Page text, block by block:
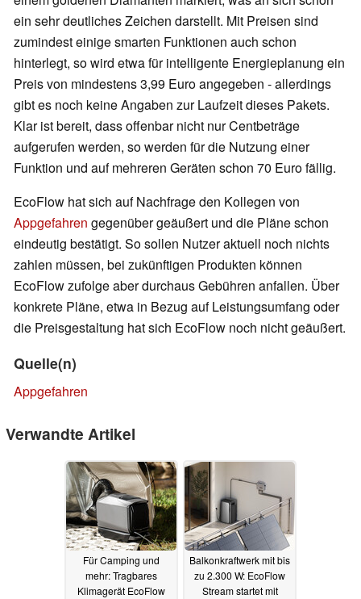
ein sehr deutliches Zeichen darstellt. Mit Preisen sind
zumindest einige smarten Funktionen auch schon
hinterlegt, so wird etwa für intelligente Energieplanung ein
Preis von mindestens 3,99 Euro angegeben - allerdings
gibt es noch keine Angaben zur Laufzeit dieses Pakets.
Klar ist bereit, dass offenbar nicht nur Centbeträge
aufgerufen werden, so werden für die Nutzung einer
Funktion und auf mehreren Geräten schon 70 Euro fällig.
EcoFlow hat sich auf Nachfrage den Kollegen von
Appgefahren gegenüber geäußert und die Pläne schon
eindeutig bestätigt. So sollen Nutzer aktuell noch nichts
zahlen müssen, bei zukünftigen Produkten können
EcoFlow zufolge aber durchaus Gebühren anfallen. Über
konkrete Pläne, etwa in Bezug auf Leistungsumfang oder
die Preisgestaltung hat sich EcoFlow noch nicht geäußert.
Quelle(n)
Appgefahren
Verwandte Artikel
Für Camping und
mehr: Tragbares
Klimagerät EcoFlow
Balkonkraftwerk mit bis
zu 2.300 W: EcoFlow
Stream startet mit